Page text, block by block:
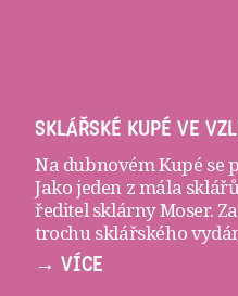
SKLÁŘSKÉ KUPÉ VE
Na dubnovém Kupé se
Jako jeden z mála
ředitel sklárny Moser.
trochu sklářského
→ VÍCE